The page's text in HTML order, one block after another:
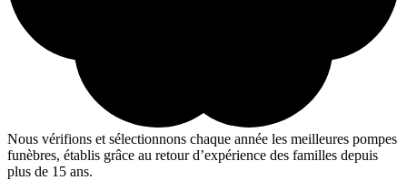
Nous vérifions et sélectionnons chaque année les meilleures pompes
funèbres, établis grâce au retour d’expérience des familles depuis
plus de 15 ans.